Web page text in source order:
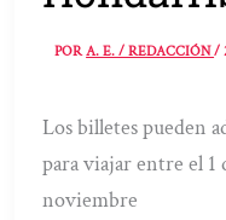
PORA. E. / REDACCIÓN/
Los billetes pueden
para viajar entre el 1
noviembre